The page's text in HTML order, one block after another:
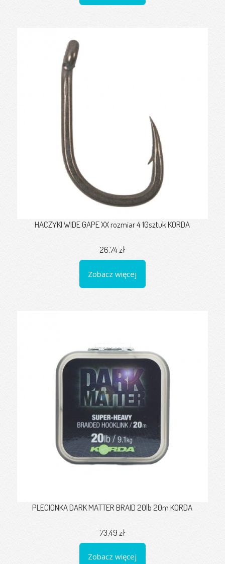
HACZYKI WIDE GAPE XX rozmiar 4 10sztuk KORDA
26,74 zł
Zobacz więcej
PLECIONKA DARK MATTER BRAID 20lb 20m KORDA
73,49 zł
Zobacz więcej